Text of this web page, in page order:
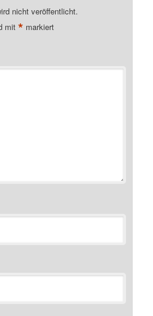
nicht veröffentlicht.
mit* markiert